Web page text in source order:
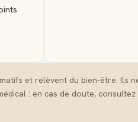
et relèvent du bien-être. Ils
: en cas de doute, consultez